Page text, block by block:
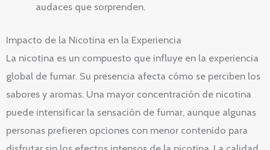
audaces que sorprenden.
Impacto de la Nicotina en la Experiencia
La nicotina es un compuesto que influye en la experiencia
global de fumar. Su presencia afecta cómo se perciben los
sabores y aromas. Una mayor concentración de nicotina
puede intensificar la sensación de fumar, aunque algunas
personas prefieren opciones con menor contenido para